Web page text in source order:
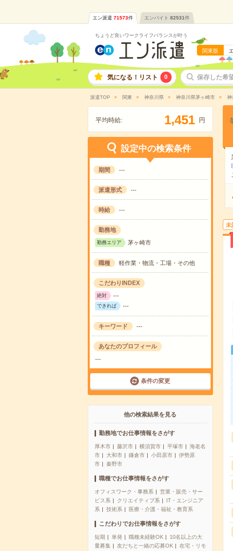
エン派遣 71573件 エンバイト 82531件
ちょうど良いワークライフバランスが叶う
関東版
気になる！リスト 0 保存した希
派遣TOP 関東 神奈川県 神奈川県茅ヶ崎市 神
平均時給: 1,451 円
設定中の検索条件
期間 ---
派遣形式 ---
時給 ---
勤務地
勤務エリア 茅ヶ崎市
職種 軽作業・物流・工場・その他
こだわりINDEX
絶対 ---
できれば ---
キーワード ---
あなたのプロフィール
---
条件の変更
他の検索結果を見る
勤務地でお仕事情報をさがす
厚木市 藤沢市 横須賀市 平塚市
海老名
市
大和市 鎌倉市 小田原市
伊勢原
市
秦野市
職種でお仕事情報をさがす
オフィスワーク・事務系
営業・販売・サー
ビス系
クリエイティブ系
IT・エンジニア
系
技術系 医療・介護・福祉・教育系
こだわりでお仕事情報をさがす
短期 単発 職種未経験OK
10名以上の大
量募集
友だちと一緒の応募OK
在宅・リモ
未